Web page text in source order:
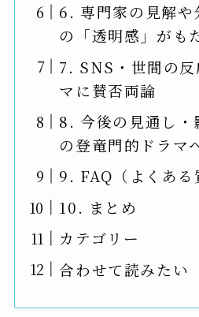
6. 専門家の見解や
の「透明感」がも
7. SNS・世間の
マに賛否両論
8. 今後の見通し・
の登竜門的ドラマ
9. FAQ（よくある
10. まとめ
カテゴリー
合わせて読みたい